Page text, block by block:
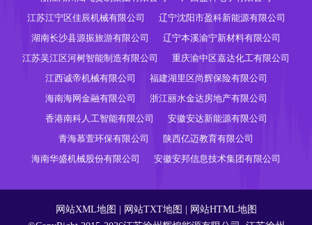
江苏江宁区佳辰机械有限公司
辽宁沈阳市盈科新能源有限公司
湖南长沙县源振旅游有限公司
辽宁本溪渝宁新材料有限公司
江苏吴江区河树智能制造有限公司
重庆渝中区嘉达化工有限公司
江西诚帝机械有限公司
福建湖里区尚辉保险有限公司
海南海网金融有限公司
浙江丽水金达房地产有限公司
香港南科人工智能有限公司
安徽安达新能源有限公司
青海慕萱环保有限公司
陕西亿迈教育有限公司
海南华盛机械股份有限公司
安徽安邦信息技术集团有限公司
网站XML地图 网站TXT地图
网站HTML地图